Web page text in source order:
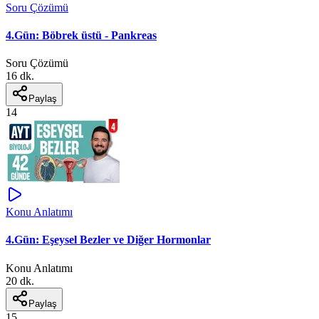
Soru Çözümü
4.Gün: Böbrek üstü - Pankreas
Soru Çözümü
16 dk.
Paylaş
14
Konu Anlatımı
4.Gün: Eşeysel Bezler ve Diğer Hormonlar
Konu Anlatımı
20 dk.
Paylaş